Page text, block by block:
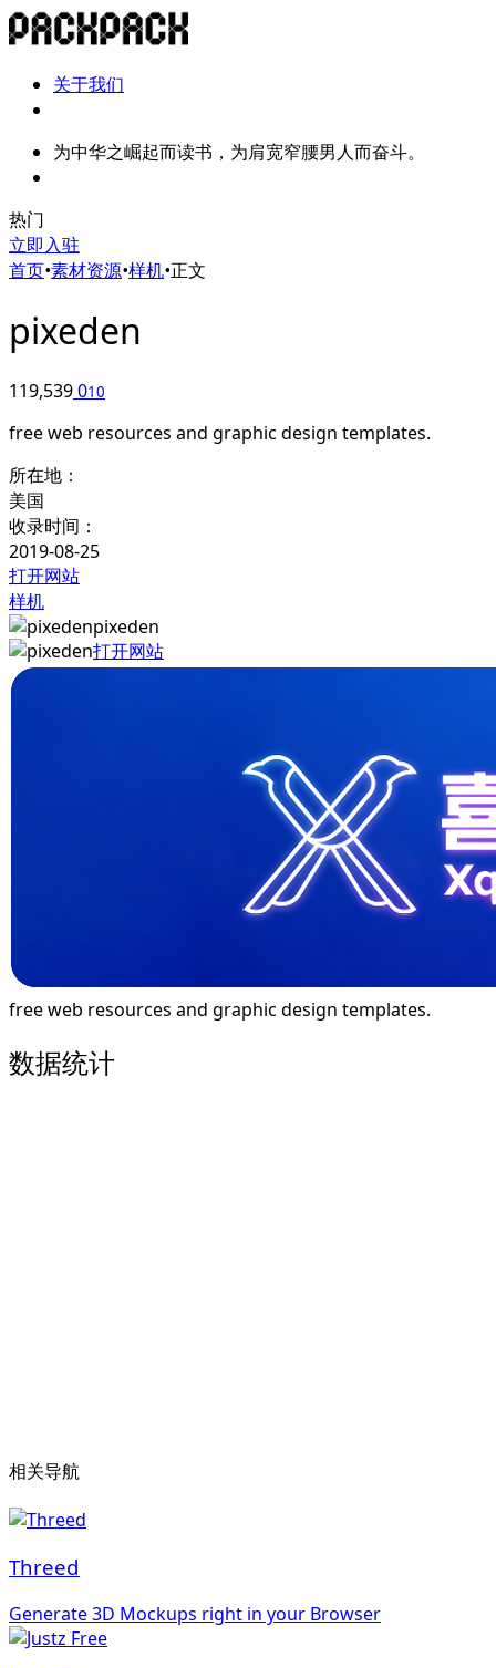
关于我们
为中华之崛起而读书，为肩宽窄腰男人而奋斗。
热门
立即入驻
首页•素材资源•样机•正文
pixeden
119,539010
free web resources and graphic design templates.
所在地：
美国
收录时间：
2019-08-25
打开网站
样机
pixeden
打开网站
free web resources and graphic design templates.
数据统计
相关导航
Threed
Generate 3D Mockups right in your Browser